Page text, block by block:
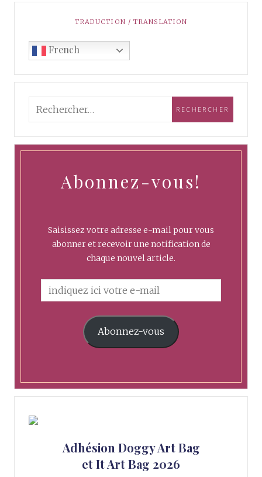
TRADUCTION / TRANSLATION
French
Abonnez-vous!
Saisissez votre adresse e-mail pour vous
abonner et recevoir une notification de
chaque nouvel article.
Abonnez-vous
Adhésion Doggy Art Bag
et It Art Bag 2026